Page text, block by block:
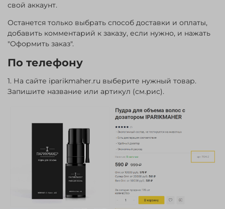
свой аккаунт.
Останется только выбрать способ доставки и оплаты,
добавить комментарий к заказу, если нужно, и нажать
"Оформить заказ".
По телефону
1. На сайте iparikmaher.ru выберите нужный товар.
Запишите название или артикул (см.рис).